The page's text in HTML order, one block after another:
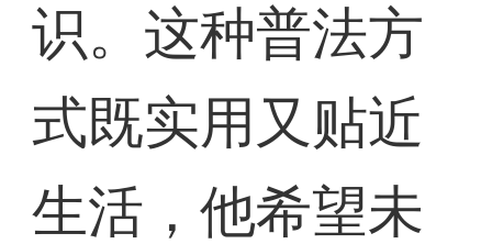
识。这种普法方
式既实用又贴近
生活，他希望未